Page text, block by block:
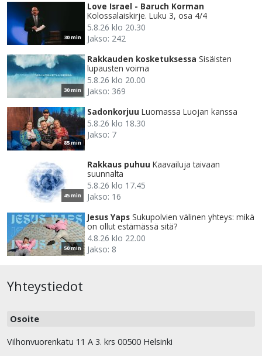
30 min
Love Israel - Baruch Korman
Kolossalaiskirje. Luku 3, osa 4/4
5.8.26 klo 20.30
Jakso: 242
30 min
Rakkauden kosketuksessa Sisäisten
lupausten voima
5.8.26 klo 20.00
Jakso: 369
85 min
Sadonkorjuu Luomassa Luojan kanssa
5.8.26 klo 18.30
Jakso: 7
45 min
Rakkaus puhuu Kaavailuja taivaan
suunnalta
5.8.26 klo 17.45
Jakso: 16
50 min
Jesus Yaps Sukupolvien välinen yhteys: mikä
on ollut estämässä sitä?
4.8.26 klo 22.00
Jakso: 8
Yhteystiedot
Osoite
Vilhonvuorenkatu 11 A 3. krs 00500 Helsinki